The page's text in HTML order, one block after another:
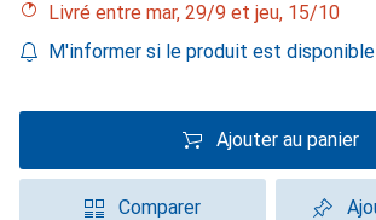
Livré entre mar, 29/9 et jeu, 15/10
M'informer si le produit est
Ajouter au panier
Comparer